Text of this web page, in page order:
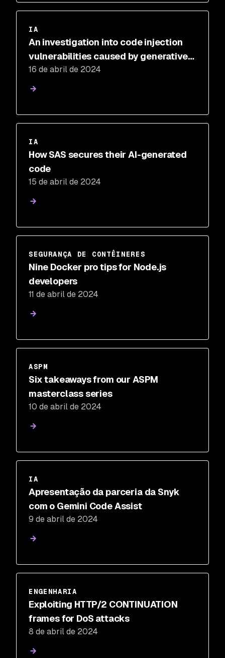
IA
An investigation into code injection
vulnerabilities caused by generative
AI
16 de abril de 2024
IA
How SAS secures their AI-generated
code
15 de abril de 2024
SEGURANÇA DE CONTÊINERES
Nine Docker pro tips for Node.js
developers
11 de abril de 2024
ASPM
Six takeaways from our ASPM
masterclass series
10 de abril de 2024
IA
Apresentação da parceria da Snyk
com o Gemini Code Assist
9 de abril de 2024
ENGENHARIA
Exploiting HTTP/2 CONTINUATION
frames for DoS attacks
8 de abril de 2024